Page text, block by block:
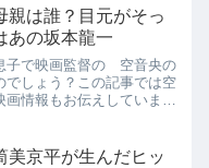
親は誰？目元がそっ
あの坂本龍一
子で映画監督の 空音央の
でしょう？この記事では空
画情報もお伝えしていま
京平が生んだヒッ